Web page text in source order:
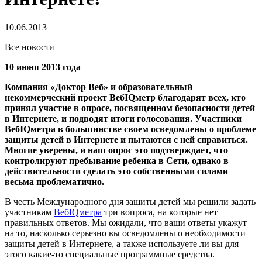
10.06.2013
Все новости
10 июня 2013 года
Компания «Доктор Веб» и образовательный
некоммерческий проект ВебIQметр благодарят всех, кто
принял участие в опросе, посвященном безопасности детей
в Интернете, и подводят итоги голосования. Участники
ВебIQметра в большинстве своем осведомлены о проблеме
защиты детей в Интернете и пытаются с ней справиться.
Многие уверены, и наш опрос это подтверждает, что
контролируют пребывание ребенка в Сети, однако в
действительности сделать это собственными силами
весьма проблематично.
В честь Международного дня защиты детей мы решили задать
участникам ВебIQметра три вопроса, на которые нет
правильных ответов. Мы ожидали, что ваши ответы укажут
на то, насколько серьезно вы осведомлены о необходимости
защиты детей в Интернете, а также используете ли вы для
этого какие-то специальные программные средства.